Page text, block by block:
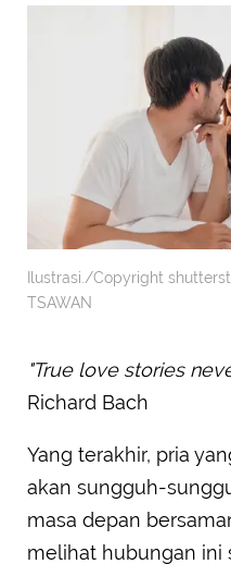
Ilustrasi./Copyright
TSAWAN
"True love stories
Richard Bach
Yang terakhir, pria
akan sungguh-
masa depan
melihat hubungan ini